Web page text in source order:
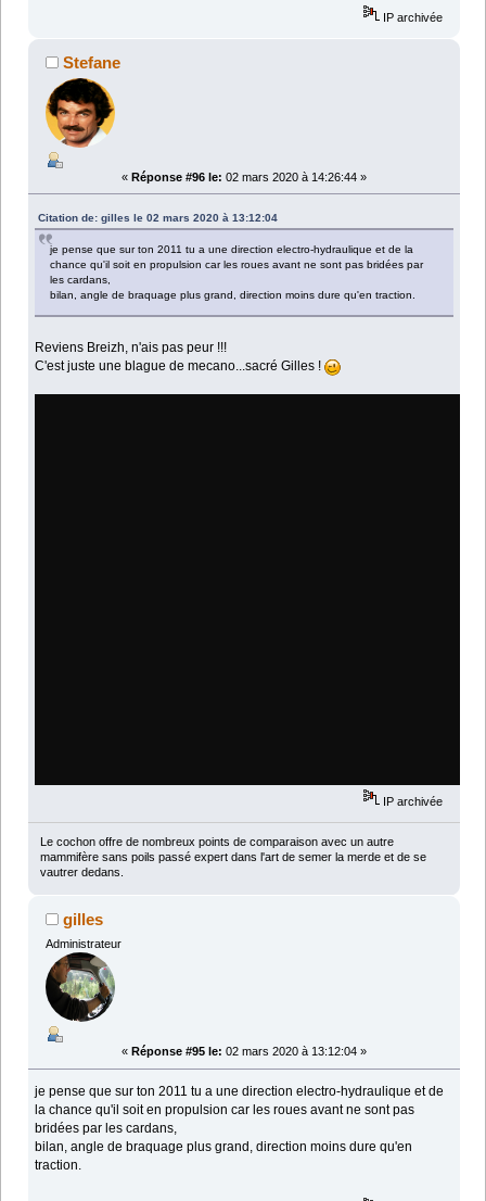
IP archivée
Stefane
« Réponse #96 le: 02 mars 2020 à 14:26:44 »
Citation de: gilles le 02 mars 2020 à 13:12:04
je pense que sur ton 2011 tu a une direction electro-hydraulique et de la
chance qu'il soit en propulsion car les roues avant ne sont pas bridées par
les cardans,
bilan, angle de braquage plus grand, direction moins dure qu'en traction.
Reviens Breizh, n'ais pas peur !!!
C'est juste une blague de mecano...sacré Gilles !
IP archivée
Le cochon offre de nombreux points de comparaison avec un autre
mammifère sans poils passé expert dans l'art de semer la merde et de se
vautrer dedans.
gilles
Administrateur
« Réponse #95 le: 02 mars 2020 à 13:12:04 »
je pense que sur ton 2011 tu a une direction electro-hydraulique et de
la chance qu'il soit en propulsion car les roues avant ne sont pas
bridées par les cardans,
bilan, angle de braquage plus grand, direction moins dure qu'en
traction.